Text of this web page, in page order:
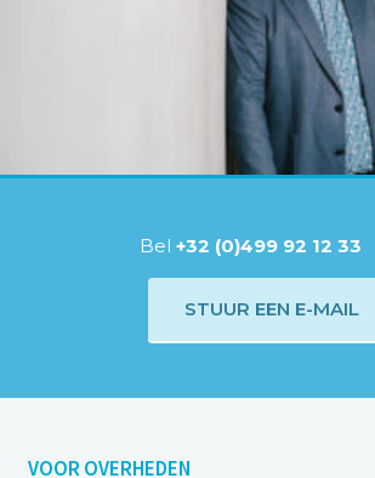
Bel +32 (0)499 92 12 33
STUUR EEN E-MAIL
VOOROVERHEDEN